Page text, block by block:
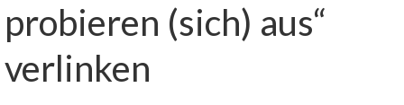
Hauptseite
Spezialseiten
probieren (sich) aus“
verlinken